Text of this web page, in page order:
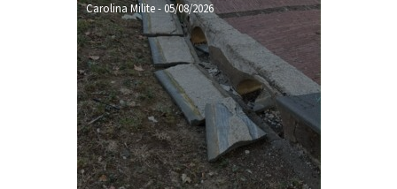
Carolina Milite- 05/08/2026